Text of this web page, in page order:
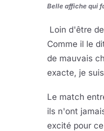
Belle affiche qui
Loin d'être
Comme il le
de mauvais
exacte, je
Le match
ils n'ont
excité pour